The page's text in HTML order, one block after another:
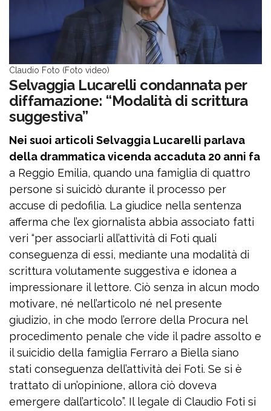
Claudio Foto (Foto video)
Selvaggia Lucarelli condannata per
diffamazione: “Modalità di scrittura
suggestiva”
Nei suoi articoli Selvaggia Lucarelli parlava
della drammatica vicenda accaduta 20 anni fa
a Reggio Emilia, quando una famiglia di quattro
persone si suicidò durante il processo per
accuse di pedofilia. La giudice nella sentenza
afferma che l’ex giornalista abbia associato fatti
veri “per associarli all’attività di Foti quali
conseguenza di essi, mediante una modalità di
scrittura volutamente suggestiva e idonea a
impressionare il lettore. Ciò senza in alcun modo
motivare, né nell’articolo né nel presente
giudizio, in che modo l’errore della Procura nel
procedimento penale che vide il padre assolto e
il suicidio della famiglia Ferraro a Biella siano
stati conseguenza dell’attività dei Foti. Se si è
trattato di un’opinione, allora ciò doveva
emergere dall’articolo”. Il legale di Claudio Foti si